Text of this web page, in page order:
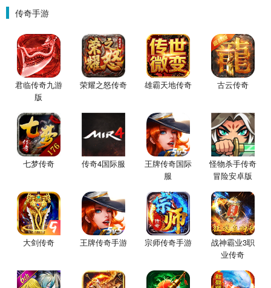
传奇手游
君临传奇九游
版
荣耀之怒传奇 雄霸天地传奇 古云传奇
七梦传奇 传奇4国际服
王牌传奇国际
服
怪物杀手传奇
冒险安卓版
大剑传奇 王牌传奇手游 宗师传奇手游
战神霸业3职
业传奇